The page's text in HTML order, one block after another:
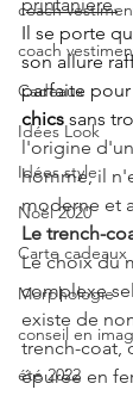
coach
coach
Cadeaux
Idées Look
Idées style
Noël 2020
Carte cadeaux
Morphologie
conseil en
été 2022
Il se porte
son allure
parfaite
chics sans
l'origine
homme, il
moderne et
Le trench-
Le choix du
complexe
existe de
trench-coat,
épurée en